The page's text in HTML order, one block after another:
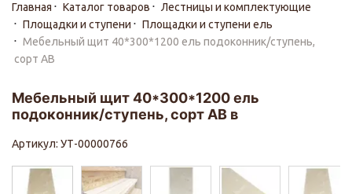
Главная Каталог товаров
Лестницы и комплектующие
Площадки и ступени
Площадки и ступени ель
Мебельный щит 40*300*1200 ель подоконник/ступень,
сорт АВ
Мебельный щит 40*300*1200 ель
подоконник/ступень, сорт АВ в
Артикул: УТ-00000766